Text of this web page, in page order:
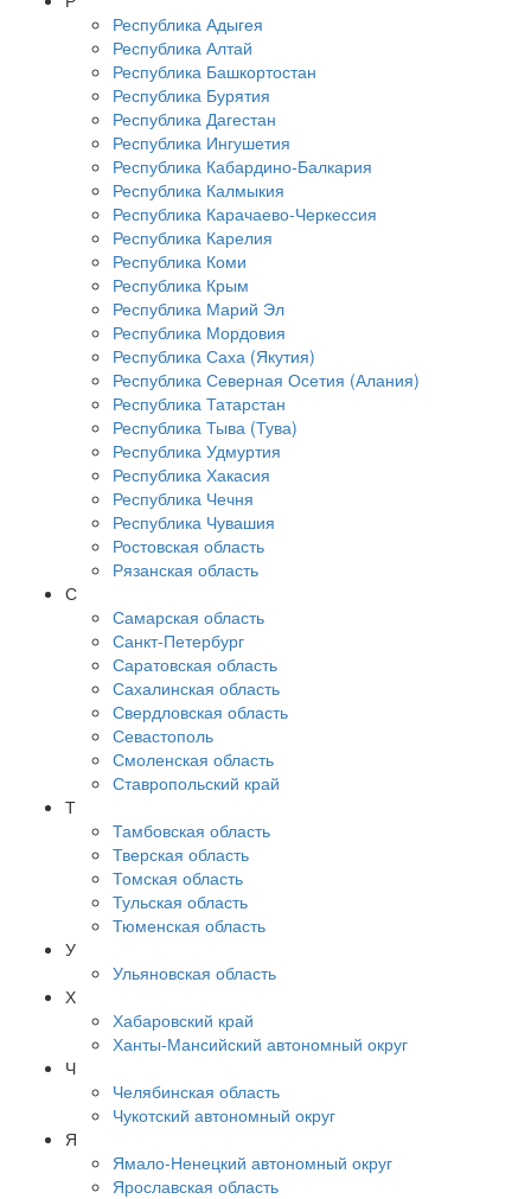
Республика Адыгея
Республика Алтай
Республика Башкортостан
Республика Бурятия
Республика Дагестан
Республика Ингушетия
Республика Кабардино-Балкария
Республика Калмыкия
Республика Карачаево-Черкессия
Республика Карелия
Республика Коми
Республика Крым
Республика Марий Эл
Республика Мордовия
Республика Саха (Якутия)
Республика Северная Осетия (Алания)
Республика Татарстан
Республика Тыва (Тува)
Республика Удмуртия
Республика Хакасия
Республика Чечня
Республика Чувашия
Ростовская область
Рязанская область
С
Самарская область
Санкт-Петербург
Саратовская область
Сахалинская область
Свердловская область
Севастополь
Смоленская область
Ставропольский край
Т
Тамбовская область
Тверская область
Томская область
Тульская область
Тюменская область
У
Ульяновская область
Х
Хабаровский край
Ханты-Мансийский автономный округ
Ч
Челябинская область
Чукотский автономный округ
Я
Ямало-Ненецкий автономный округ
Ярославская область